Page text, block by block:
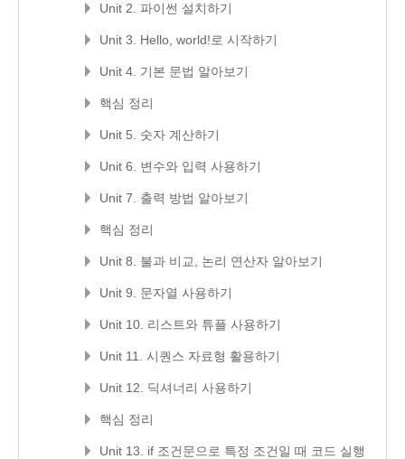
Unit 2. 파이썬 설치하기
Unit 3. Hello, world!로 시작하기
Unit 4. 기본 문법 알아보기
핵심 정리
Unit 5. 숫자 계산하기
Unit 6. 변수와 입력 사용하기
Unit 7. 출력 방법 알아보기
핵심 정리
Unit 8. 불과 비교, 논리 연산자 알아보기
Unit 9. 문자열 사용하기
Unit 10. 리스트와 튜플 사용하기
Unit 11. 시퀀스 자료형 활용하기
Unit 12. 딕셔너리 사용하기
핵심 정리
Unit 13. if 조건문으로 특정 조건일 때 코드 실행